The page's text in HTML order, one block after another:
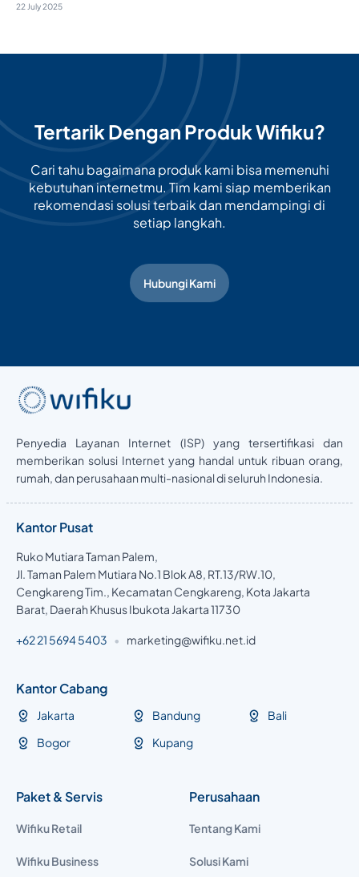
22 July 2025
Tertarik Dengan Produk Wifiku?
Cari tahu bagaimana produk kami bisa memenuhi
kebutuhan internetmu. Tim kami siap memberikan
rekomendasi solusi terbaik dan mendampingi di
setiap langkah.
Hubungi Kami
Penyedia Layanan Internet (ISP) yang tersertifikasi dan
memberikan solusi Internet yang handal untuk ribuan orang,
rumah, dan perusahaan multi-nasional di seluruh Indonesia.
Kantor Pusat
Ruko Mutiara Taman Palem,
Jl. Taman Palem Mutiara No.1 Blok A8, RT.13/RW.10,
Cengkareng Tim., Kecamatan Cengkareng, Kota Jakarta
Barat, Daerah Khusus Ibukota Jakarta 11730
+62 21 5694 5403 • marketing@wifiku.net.id
Kantor Cabang
Jakarta
Bogor
Bandung
Kupang
Bali
Paket & Servis
Wifiku Retail
Wifiku Business
Perusahaan
Tentang Kami
Solusi Kami